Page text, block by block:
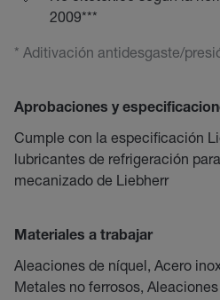
2009***
* Aditivación antidesgaste/
Aprobaciones y
Cumple con la especificación
lubricantes de refrigeración
mecanizado de Liebherr
Materiales a trabajar
Aleaciones de níquel, Acero
Metales no ferrosos,